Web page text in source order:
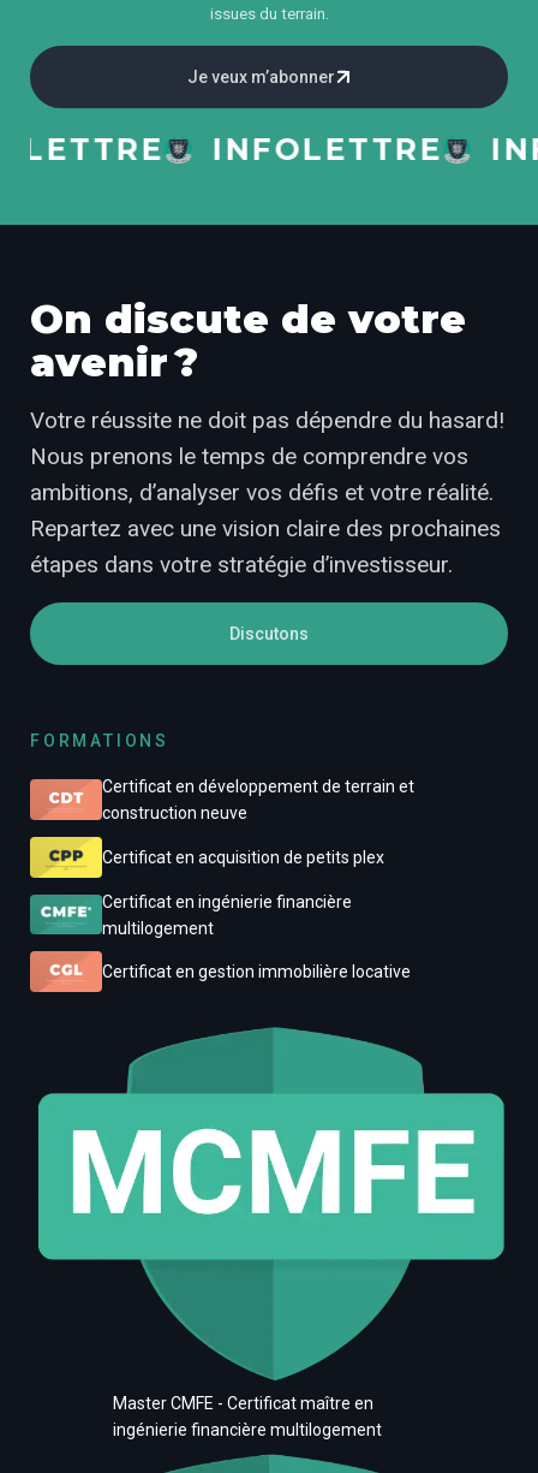
issues du terrain.
Je veux m’abonner
INFOLETTRE
On discute de votre
avenir ?
Votre réussite ne doit pas dépendre du hasard!
Nous prenons le temps de comprendre vos
ambitions, d’analyser vos défis et votre réalité.
Repartez avec une vision claire des prochaines
étapes dans votre stratégie d’investisseur.
Discutons
FORMATIONS
Certificat en développement de terrain et
construction neuve
Certificat en acquisition de petits plex
Certificat en ingénierie financière
multilogement
Certificat en gestion immobilière locative
Master CMFE - Certificat maître en
ingénierie financière multilogement